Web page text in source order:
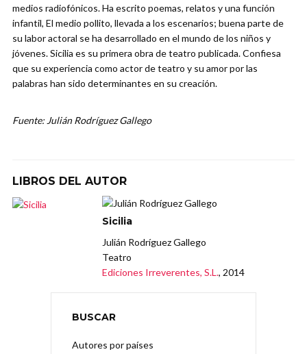
medios radiofónicos. Ha escrito poemas, relatos y una función
infantil, El medio pollito, llevada a los escenarios; buena parte de
su labor actoral se ha desarrollado en el mundo de los niños y
jóvenes. Sicilia es su primera obra de teatro publicada. Confiesa
que su experiencia como actor de teatro y su amor por las
palabras han sido determinantes en su creación.
Fuente: Julián Rodríguez Gallego
LIBROS DEL AUTOR
Sicilia
Julián Rodríguez Gallego
Teatro
Ediciones Irreverentes, S.L., 2014
BUSCAR
Autores por países